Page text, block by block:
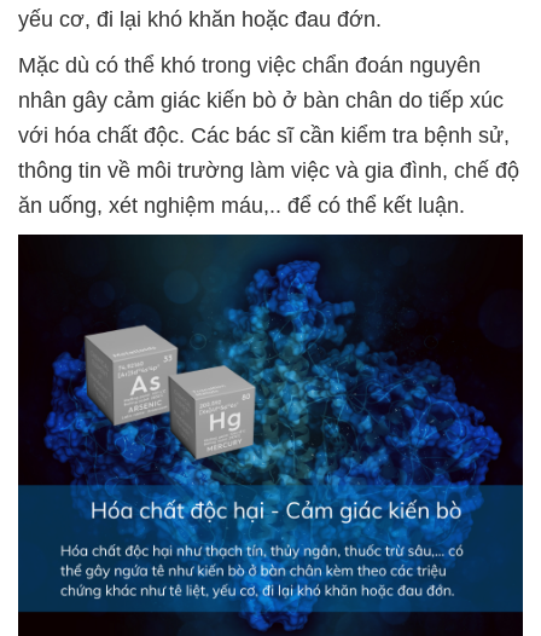
yếu cơ, đi lại khó khăn hoặc đau đớn.
Mặc dù có thể khó trong việc chẩn đoán nguyên
nhân gây cảm giác kiến bò ở bàn chân do tiếp xúc
với hóa chất độc. Các bác sĩ cần kiểm tra bệnh sử,
thông tin về môi trường làm việc và gia đình, chế độ
ăn uống, xét nghiệm máu,.. để có thể kết luận.